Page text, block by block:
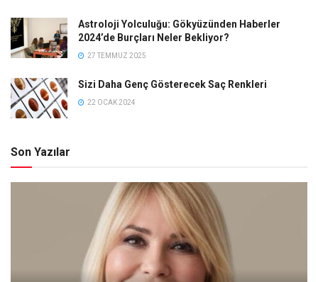
Astroloji Yolculuğu: Gökyüzünden Haberler
2024’de Burçları Neler Bekliyor?
27 TEMMUZ 2025
Sizi Daha Genç Gösterecek Saç Renkleri
22 OCAK 2024
Son Yazılar